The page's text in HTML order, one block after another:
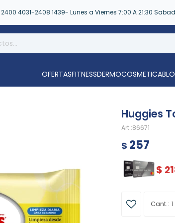
2400 4031-2408 1439- Lunes a Viernes 7:00 A 21:30
OFERTASFITNESSDERMOCOSMETICA
Huggies
86671
$ 257
$
1